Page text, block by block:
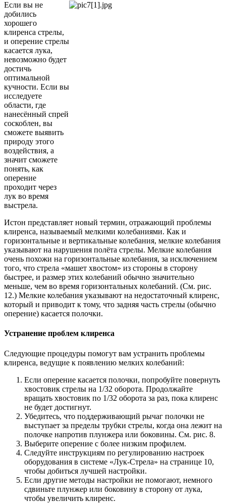
Если вы не
добились
хорошего
клиренса стрелы,
и оперение стрелы
касается лука,
невозможно будет
достичь
оптимальной
кучности. Если вы
исследуете
области, где
нанесённый спрей
соскоблен, вы
сможете выявить
природу этого
воздействия, а
значит сможете
понять, как
оперение
проходит через
лук во время
выстрела.
Истон представляет новый термин, отражающий проблемы
клиренса, называемый мелкими колебаниями. Как и
горизонтальные и вертикальные колебания, мелкие колебания
указывают на нарушения полёта стрелы. Мелкие колебания
очень похожи на горизонтальные колебания, за исключением
того, что стрела «машет хвостом» из стороны в сторону
быстрее, и размер этих колебаний обычно значительно
меньше, чем во время горизонтальных колебаний. (См. рис.
12.) Мелкие колебания указывают на недостаточный клиренс,
который и приводит к тому, что задняя часть стрелы (обычно
оперение) касается полочки.
Устранение проблем клиренса
Следующие процедуры помогут вам устранить проблемы
клиренса, ведущие к появлению мелких колебаний:
Если оперение касается полочки, попробуйте повернуть
хвостовик стрелы на 1/32 оборота. Продолжайте
вращать хвостовик по 1/32 оборота за раз, пока клиренс
не будет достигнут.
Убедитесь, что поддерживающий рычаг полочки не
выступает за пределы трубки стрелы, когда она лежит на
полочке напротив плунжера или боковины. См. рис. 8.
Выберите оперение с более низким профилем.
Следуйте инструкциям по регулированию настроек
оборудования в системе «Лук-Стрела» на странице 10,
чтобы добиться лучшей настройки.
Если другие методы настройки не помогают, немного
сдвиньте плунжер или боковину в сторону от лука,
чтобы увеличить клиренс.